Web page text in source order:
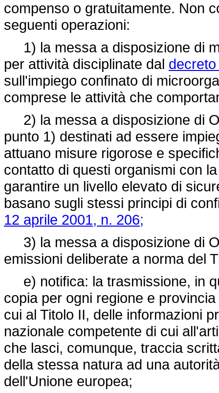
compenso o gratuitamente. Non
seguenti operazioni:
1) la messa a disposizione di
per attività disciplinate dal
sull'impiego confinato di
comprese le attività che
2) la messa a disposizione di
punto 1) destinati ad essere
attuano misure rigorose e
contatto di questi organismi con
garantire un livello elevato di
basano sugli stessi principi di
12 aprile 2001, n. 206;
3) la messa a disposizione di
emissioni deliberate a norma del
e) notifica: la trasmissione, in
copia per ogni regione e
cui al Titolo II, delle informazioni
nazionale competente di cui
che lasci, comunque, traccia
della stessa natura ad una
dell'Unione europea;